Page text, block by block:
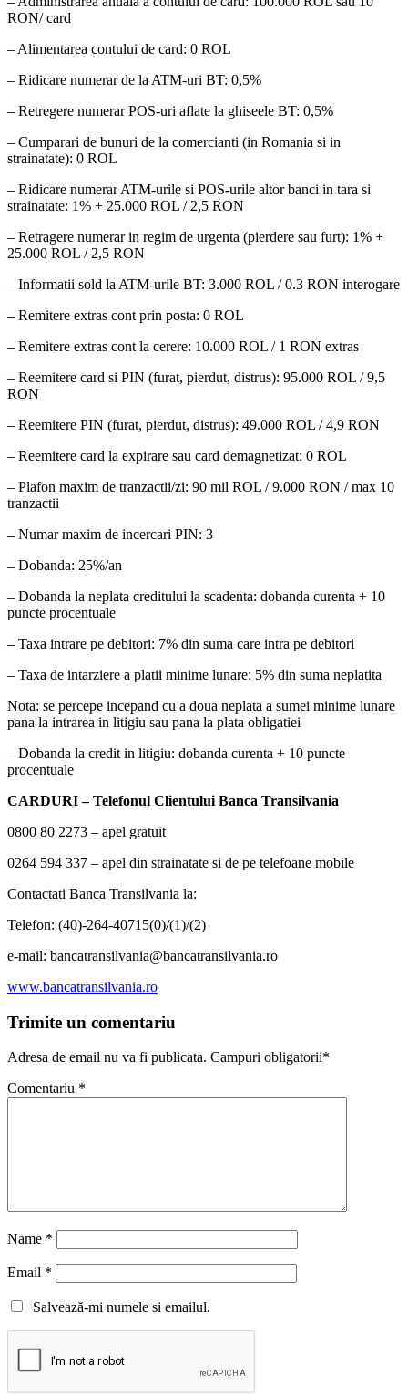
RON/ card
– Alimentarea contului de card: 0 ROL
– Ridicare numerar de la ATM-uri BT: 0,5%
– Retregere numerar POS-uri aflate la ghiseele BT: 0,5%
– Cumparari de bunuri de la comercianti (in Romania si in
strainatate): 0 ROL
– Ridicare numerar ATM-urile si POS-urile altor banci in tara si
strainatate: 1% + 25.000 ROL / 2,5 RON
– Retragere numerar in regim de urgenta (pierdere sau furt): 1% +
25.000 ROL / 2,5 RON
– Informatii sold la ATM-urile BT: 3.000 ROL / 0.3 RON interogare
– Remitere extras cont prin posta: 0 ROL
– Remitere extras cont la cerere: 10.000 ROL / 1 RON extras
– Reemitere card si PIN (furat, pierdut, distrus): 95.000 ROL / 9,5
RON
– Reemitere PIN (furat, pierdut, distrus): 49.000 ROL / 4,9 RON
– Reemitere card la expirare sau card demagnetizat: 0 ROL
– Plafon maxim de tranzactii/zi: 90 mil ROL / 9.000 RON / max 10
tranzactii
– Numar maxim de incercari PIN: 3
– Dobanda: 25%/an
– Dobanda la neplata creditului la scadenta: dobanda curenta + 10
puncte procentuale
– Taxa intrare pe debitori: 7% din suma care intra pe debitori
– Taxa de intarziere a platii minime lunare: 5% din suma neplatita
Nota: se percepe incepand cu a doua neplata a sumei minime lunare
pana la intrarea in litigiu sau pana la plata obligatiei
– Dobanda la credit in litigiu: dobanda curenta + 10 puncte
procentuale
CARDURI – Telefonul Clientului Banca Transilvania
0800 80 2273 – apel gratuit
0264 594 337 – apel din strainatate si de pe telefoane mobile
Contactati Banca Transilvania la:
Telefon: (40)-264-40715(0)/(1)/(2)
e-mail: bancatransilvania@bancatransilvania.ro
www.bancatransilvania.ro
Trimite un comentariu
Adresa de email nu va fi publicata. Campuri obligatorii*
Comentariu *
Name *
Email *
Salvează-mi numele si emailul.